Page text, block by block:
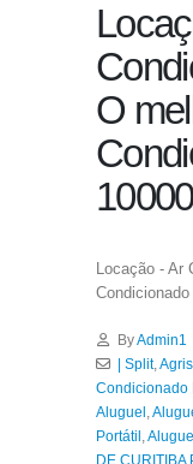
O
Locação - Ar
ByAdmin1
| Split,
Condicionado
Aluguel
Portátil
DE